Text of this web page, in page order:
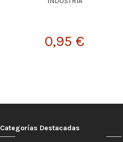
0,95 €
Categorías Destacadas